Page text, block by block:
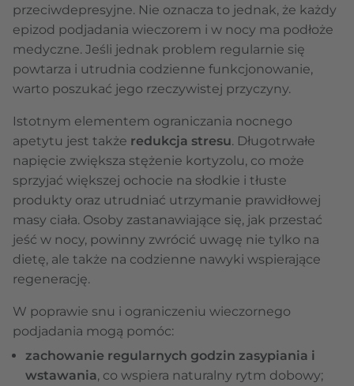
przeciwdepresyjne. Nie oznacza to jednak, że każdy
epizod podjadania wieczorem i w nocy ma podłoże
medyczne. Jeśli jednak problem regularnie się
powtarza i utrudnia codzienne funkcjonowanie,
warto poszukać jego rzeczywistej przyczyny.
Istotnym elementem ograniczania nocnego
apetytu jest także redukcja stresu. Długotrwałe
napięcie zwiększa stężenie kortyzolu, co może
sprzyjać większej ochocie na słodkie i tłuste
produkty oraz utrudniać utrzymanie prawidłowej
masy ciała. Osoby zastanawiające się, jak przestać
jeść w nocy, powinny zwrócić uwagę nie tylko na
dietę, ale także na codzienne nawyki wspierające
regenerację.
W poprawie snu i ograniczeniu wieczornego
podjadania mogą pomóc:
zachowanie regularnych godzin zasypiania i
wstawania, co wspiera naturalny rytm dobowy;